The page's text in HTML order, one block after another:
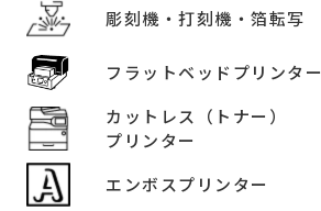
彫刻機・打刻機・箔転写
フラットベッドプリンター
カットレス（トナー）
プリンター
エンボスプリンター